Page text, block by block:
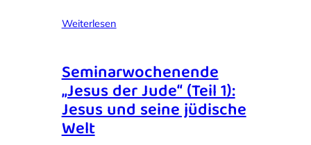
Weiterlesen
Seminarwochenende
„Jesus der Jude“ (Teil 1):
Jesus und seine jüdische
Welt